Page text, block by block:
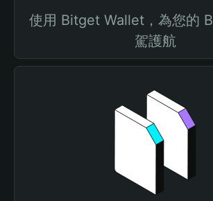
使用 Bitget Wallet，為您的
駕護航